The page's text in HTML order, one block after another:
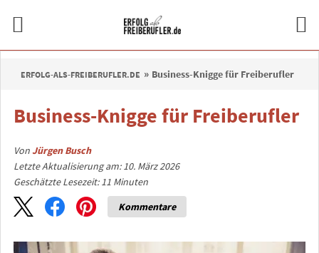
ERFOLG-ALS-FREIBERUFLER.DE Business-Knigge für Freiberufler
Business-Knigge für Freiberufler
VonJürgen Busch
Letzte Aktualisierung am: 10. März 2026
Geschätzte Lesezeit:11 Minuten
Kommentare